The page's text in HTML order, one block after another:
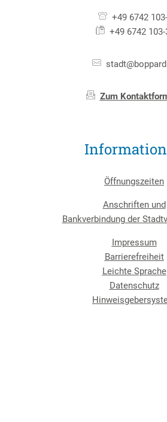
+49 6742
+49 6742 103-
Zum
Öffnungszeiten
Anschriften und
Bankverbindung der
Impressum
Barrierefreiheit
Leichte Sprache
Datenschutz